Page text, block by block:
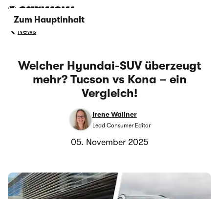
Zum Hauptinhalt
News
Welcher Hyundai-SUV überzeugt
mehr? Tucson vs Kona – ein
Vergleich!
Irene Wallner
Lead Consumer Editor
05. November 2025